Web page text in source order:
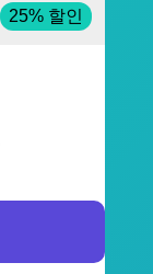
25% 할인